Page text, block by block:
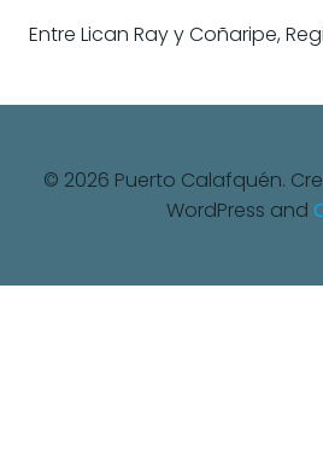
Entre Lican Ray y Coñaripe,
© 2026 Puerto Calafquén.
WordPress and